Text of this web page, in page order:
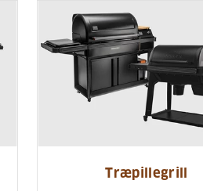
Træpillegrill